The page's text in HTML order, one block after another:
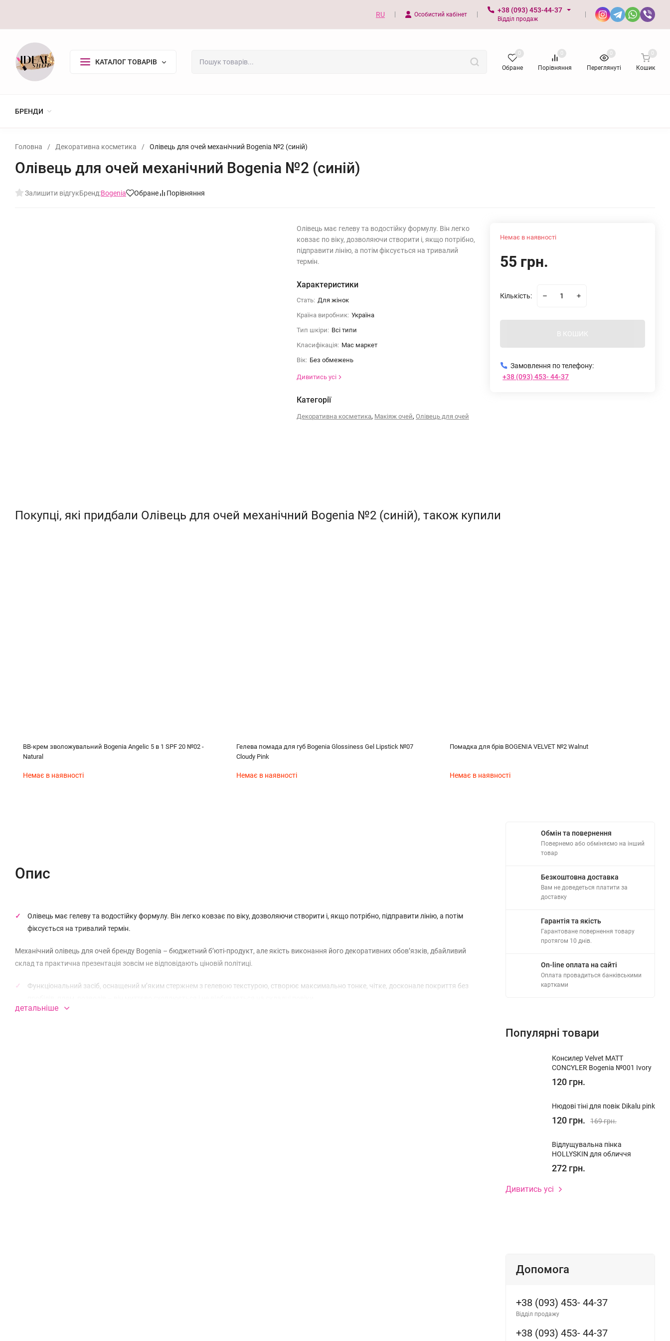
RU Особистий кабінет
+38 (093) 453-44-37
Відділ продаж
КАТАЛОГ ТОВАРІВ
Обране
0
Порівняння
0
Переглянуті
0
Кошик
0
БРЕНДИ
Головна / Декоративна косметика / Олівець для очей механічний Bogenia №2 (синій)
Олівець для очей механічний Bogenia №2 (синій)
Залишити відгукБренд:Bogenia Обране Порівняння
Олівець має гелеву та водостійку формулу. Він легко
ковзає по віку, дозволяючи створити і, якщо потрібно,
підправити лінію, а потім фіксується на тривалий
термін.
Характеристики
Стать: Для жінок
Країна виробник: Україна
Тип шкіри: Всі типи
Класифікація: Мас маркет
Вік: Без обмежень
Дивитись усі
Категорії
Декоративна косметика, Макіяж очей, Олівець для очей
Немає в наявності
55 грн.
Кількість:
В КОШИК
Замовлення по телефону:
+38 (093) 453- 44-37
Покупці, які придбали Олівець для очей механічний Bogenia №2 (синій), також купили
BB-крем зволожувальний Bogenia Angelic 5 в 1 SPF 20 №02 -
Natural
Немає в наявності
Гелева помада для губ Bogenia Glossiness Gel Lipstick №07
Cloudy Pink
Немає в наявності
Помадка для брів BOGENIA VELVET №2 Walnut
Немає в наявності
Опис
Олівець має гелеву та водостійку формулу. Він легко ковзає по віку, дозволяючи створити і, якщо потрібно, підправити лінію, а потім
фіксується на тривалий термін.
Механічний олівець для очей бренду Bogenia – бюджетний б’юті-продукт, але якість виконання його декоративних обов’язків, дбайливий
склад та практична презентація зовсім не відповідають ціновій політиці.
Функціональний засіб, оснащений м’яким стержнем з гелевою текстурою, створює максимально тонке, чітке, досконале покриття без
детальніше
Обмін та повернення
Повернемо або обміняємо на інший
товар
Безкоштовна доставка
Вам не доведеться платити за
доставку
Гарантія та якість
Гарантоване повернення товару
протягом 10 днів.
On-line оплата на сайті
Оплата провадиться банківськими
картками
Популярні товари
Консилер Velvet MATT
CONCYLER Bogenia №001 Ivory
120 грн.
Нюдові тіні для повік Dikalu pink
120 грн. 169 грн.
Відлущувальна пінка
HOLLYSKIN для обличчя
272 грн.
Дивитись усі
Допомога
+38 (093) 453- 44-37
Відділ продажу
+38 (093) 453- 44-37